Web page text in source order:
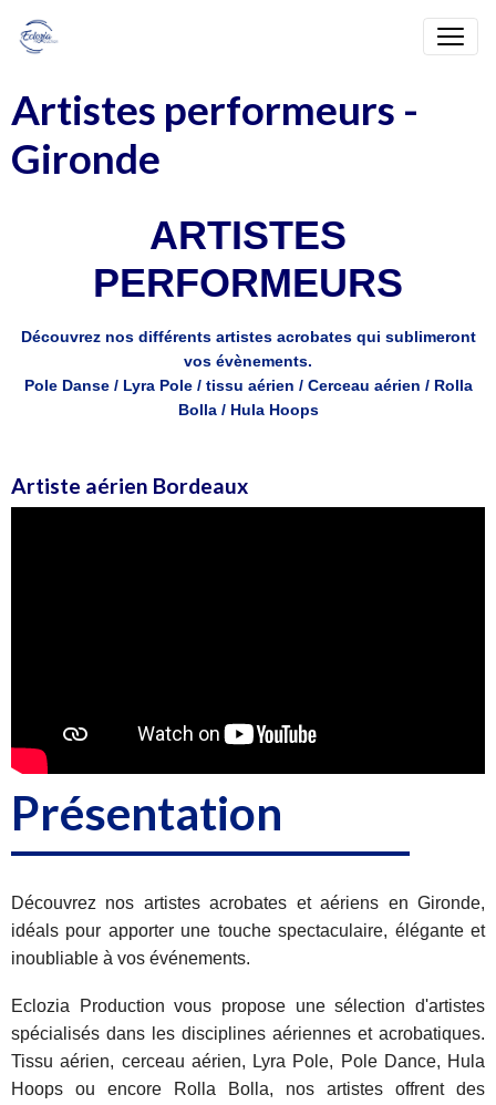
Artistes performeurs -
Gironde
ARTISTES
PERFORMEURS
Découvrez nos différents artistes acrobates qui sublimeront
vos évènements.
Pole Danse / Lyra Pole / tissu aérien / Cerceau aérien / Rolla
Bolla / Hula Hoops
Artiste aérien Bordeaux
Présentation
Découvrez nos artistes acrobates et aériens en Gironde,
idéals pour apporter une touche spectaculaire, élégante et
inoubliable à vos événements.
Eclozia Production vous propose une sélection d'artistes
spécialisés dans les disciplines aériennes et acrobatiques.
Tissu aérien, cerceau aérien, Lyra Pole, Pole Dance, Hula
Hoops ou encore Rolla Bolla, nos artistes offrent des